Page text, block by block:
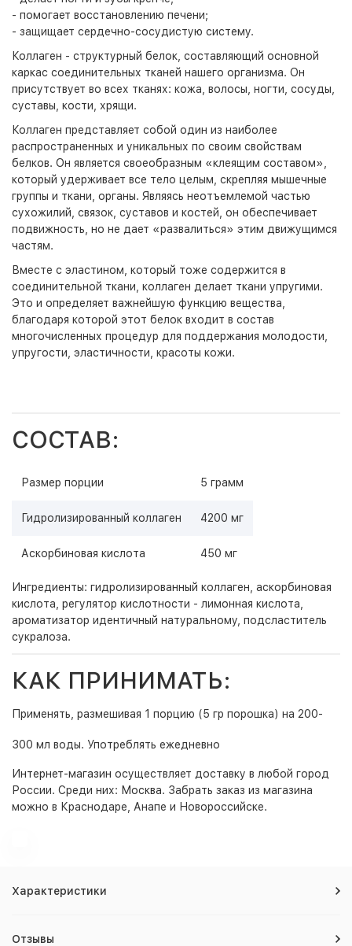
- помогает восстановлению печени;
- защищает сердечно-сосудистую систему.
Коллаген - структурный белок, составляющий основной
каркас соединительных тканей нашего организма. Он
присутствует во всех тканях: кожа, волосы, ногти, сосуды,
суставы, кости, хрящи.
Коллаген представляет собой один из наиболее
распространенных и уникальных по своим свойствам
белков. Он является своеобразным «клеящим составом»,
который удерживает все тело целым, скрепляя мышечные
группы и ткани, органы. Являясь неотъемлемой частью
сухожилий, связок, суставов и костей, он обеспечивает
подвижность, но не дает «развалиться» этим движущимся
частям.
Вместе с эластином, который тоже содержится в
соединительной ткани, коллаген делает ткани упругими.
Это и определяет важнейшую функцию вещества,
благодаря которой этот белок входит в состав
многочисленных процедур для поддержания молодости,
упругости, эластичности, красоты кожи.
СОСТАВ:
Размер порции 5 грамм
Гидролизированный коллаген 4200 мг
Аскорбиновая кислота 450 мг
Ингредиенты: гидролизированный коллаген, аскорбиновая
кислота, регулятор кислотности - лимонная кислота,
ароматизатор идентичный натуральному, подсластитель
сукралоза.
КАК ПРИНИМАТЬ:
Применять, размешивая 1 порцию (5 гр порошка) на 200-
300 мл воды. Употреблять ежедневно
Интернет-магазин осуществляет доставку в любой город
России. Среди них: Москва. Забрать заказ из магазина
можно в Краснодаре, Анапе и Новороссийске.
Характеристики
Отзывы